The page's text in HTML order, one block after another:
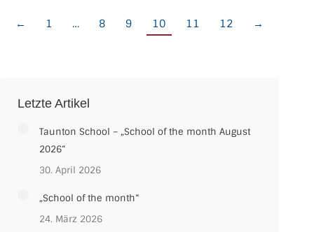
← 1 … 8 9 10 11 12 →
Letzte Artikel
Taunton School – „School of the month August
2026“
30. April 2026
„School of the month“
24. März 2026